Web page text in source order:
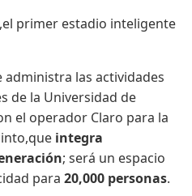
,el primer estadio inteligente
administra las actividades
de la Universidad de
el operador Claro para la
integra
; será un espacio
para 20,000 personas.